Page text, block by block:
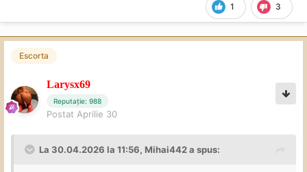
1 3
Escorta
Larysx69
Reputație: 988
Postat Aprilie 30
La 30.04.2026 la 11:56, Mihai442a spus: